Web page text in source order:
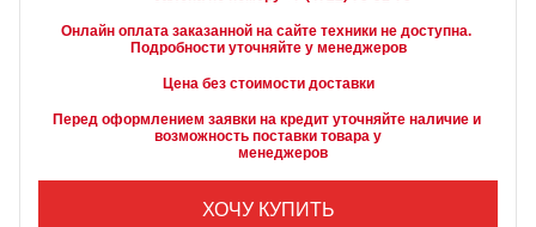
Онлайн оплата заказанной на сайте техники не доступна.
Подробности уточняйте у менеджеров
Цена без стоимости доставки
Перед оформлением заявки на кредит уточняйте наличие и
возможность поставки товара у
        менеджеров
ХОЧУ КУПИТЬ